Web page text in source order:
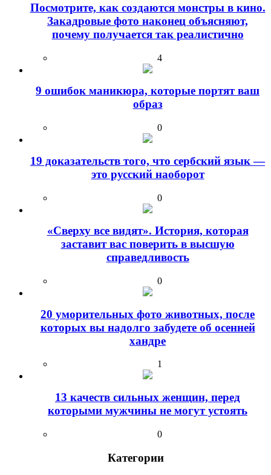
Посмотрите, как создаются монстры в кино.
Закадровые фото наконец объясняют,
почему получается так реалистично
4
9 ошибок маникюра, которые портят ваш
образ
0
19 доказательств того, что сербский язык —
это русский наоборот
0
«Сверху все видят». История, которая
заставит вас поверить в высшую
справедливость
0
20 уморительных фото животных, после
которых вы надолго забудете об осенней
хандре
1
13 качеств сильных женщин, перед
которыми мужчины не могут устоять
0
Категории